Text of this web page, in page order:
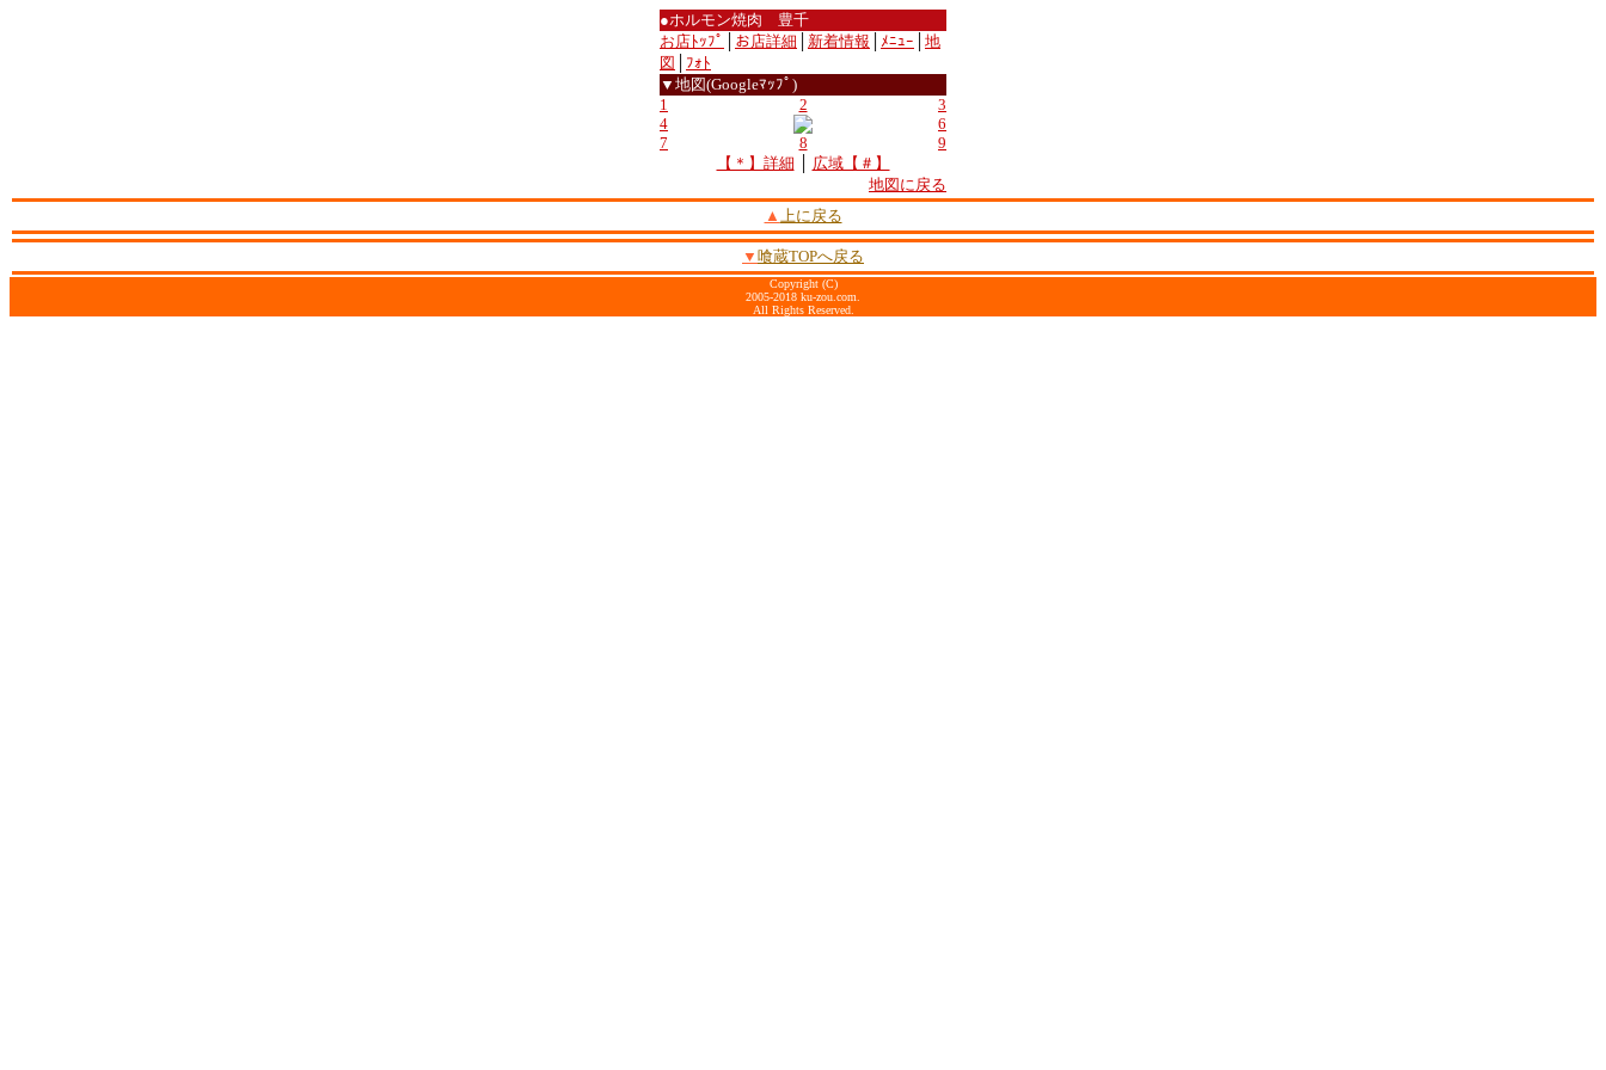
●ホルモン焼肉 豊千
お店ﾄｯﾌﾟ
お店詳細 新着情報 ﾒﾆｭｰ
地
図
ﾌｫﾄ
▼地図(Googleﾏｯﾌﾟ)
1
2
3
4
6
7
8
9
【＊】詳細
広域【＃】
地図に戻る
▲ 上に戻る
▼ 喰蔵TOPへ戻る
Copyright (C)
2005-2018 ku-zou.com.
All Rights Reserved.